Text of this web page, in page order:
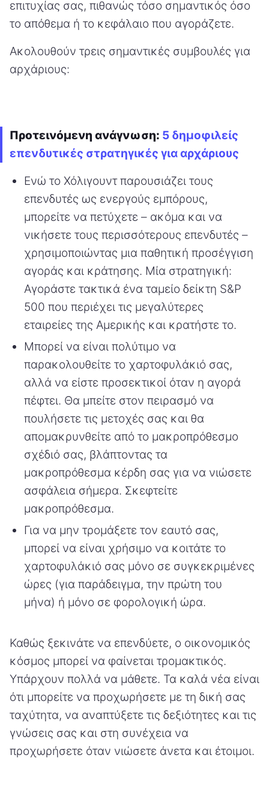
επιτυχίας σας, πιθανώς τόσο σημαντικός όσο
το απόθεμα ή το κεφάλαιο που αγοράζετε.
Ακολουθούν τρεις σημαντικές συμβουλές για
αρχάριους:
Προτεινόμενη ανάγνωση: 5 δημοφιλείς
επενδυτικές στρατηγικές για αρχάριους
Ενώ το Χόλιγουντ παρουσιάζει τους
επενδυτές ως ενεργούς εμπόρους,
μπορείτε να πετύχετε – ακόμα και να
νικήσετε τους περισσότερους επενδυτές –
χρησιμοποιώντας μια παθητική προσέγγιση
αγοράς και κράτησης. Μία στρατηγική:
Αγοράστε τακτικά ένα ταμείο δείκτη S&P
500 που περιέχει τις μεγαλύτερες
εταιρείες της Αμερικής και κρατήστε το.
Μπορεί να είναι πολύτιμο να
παρακολουθείτε το χαρτοφυλάκιό σας,
αλλά να είστε προσεκτικοί όταν η αγορά
πέφτει. Θα μπείτε στον πειρασμό να
πουλήσετε τις μετοχές σας και θα
απομακρυνθείτε από το μακροπρόθεσμο
σχέδιό σας, βλάπτοντας τα
μακροπρόθεσμα κέρδη σας για να νιώσετε
ασφάλεια σήμερα. Σκεφτείτε
μακροπρόθεσμα.
Για να μην τρομάξετε τον εαυτό σας,
μπορεί να είναι χρήσιμο να κοιτάτε το
χαρτοφυλάκιό σας μόνο σε συγκεκριμένες
ώρες (για παράδειγμα, την πρώτη του
μήνα) ή μόνο σε φορολογική ώρα.
Καθώς ξεκινάτε να επενδύετε, ο οικονομικός
κόσμος μπορεί να φαίνεται τρομακτικός.
Υπάρχουν πολλά να μάθετε. Τα καλά νέα είναι
ότι μπορείτε να προχωρήσετε με τη δική σας
ταχύτητα, να αναπτύξετε τις δεξιότητες και τις
γνώσεις σας και στη συνέχεια να
προχωρήσετε όταν νιώσετε άνετα και έτοιμοι.